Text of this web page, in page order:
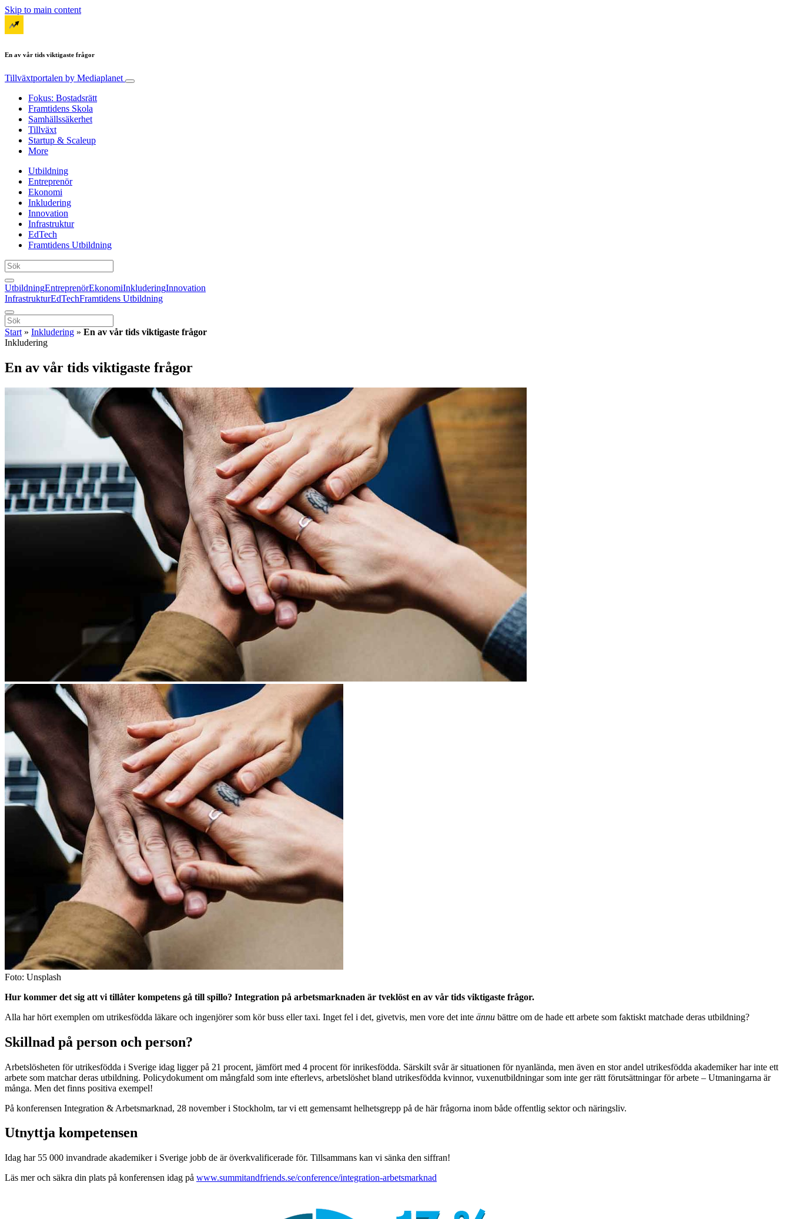
Skip to main content
En av vår tids viktigaste frågor
Tillväxtportalen by Mediaplanet
Fokus: Bostadsrätt
Framtidens Skola
Samhällssäkerhet
Tillväxt
Startup & Scaleup
More
Utbildning
Entreprenör
Ekonomi
Inkludering
Innovation
Infrastruktur
EdTech
Framtidens Utbildning
UtbildningEntreprenörEkonomiInkluderingInnovation
InfrastrukturEdTechFramtidens Utbildning
Start » Inkludering » En av vår tids viktigaste frågor
Inkludering
En av vår tids viktigaste frågor
Foto: Unsplash
Hur kommer det sig att vi tillåter kompetens gå till spillo? Integration på arbetsmarknaden är tveklöst en av vår tids viktigaste frågor.
Alla har hört exemplen om utrikesfödda läkare och ingenjörer som kör buss eller taxi. Inget fel i det, givetvis, men vore det inte ännu bättre om de hade ett arbete som faktiskt matchade deras utbildning?
Skillnad på person och person?
Arbetslösheten för utrikesfödda i Sverige idag ligger på 21 procent, jämfört med 4 procent för inrikesfödda. Särskilt svår är situationen för nyanlända, men även en stor andel utrikesfödda akademiker har inte ett
arbete som matchar deras utbildning. Policydokument om mångfald som inte efterlevs, arbetslöshet bland utrikesfödda kvinnor, vuxenutbildningar som inte ger rätt förutsättningar för arbete – Utmaningarna är
många. Men det finns positiva exempel!
På konferensen Integration & Arbetsmarknad, 28 november i Stockholm, tar vi ett gemensamt helhetsgrepp på de här frågorna inom både offentlig sektor och näringsliv.
Utnyttja kompetensen
Idag har 55 000 invandrade akademiker i Sverige jobb de är överkvalificerade för. Tillsammans kan vi sänka den siffran!
Läs mer och säkra din plats på konferensen idag på www.summitandfriends.se/conference/integration-arbetsmarknad